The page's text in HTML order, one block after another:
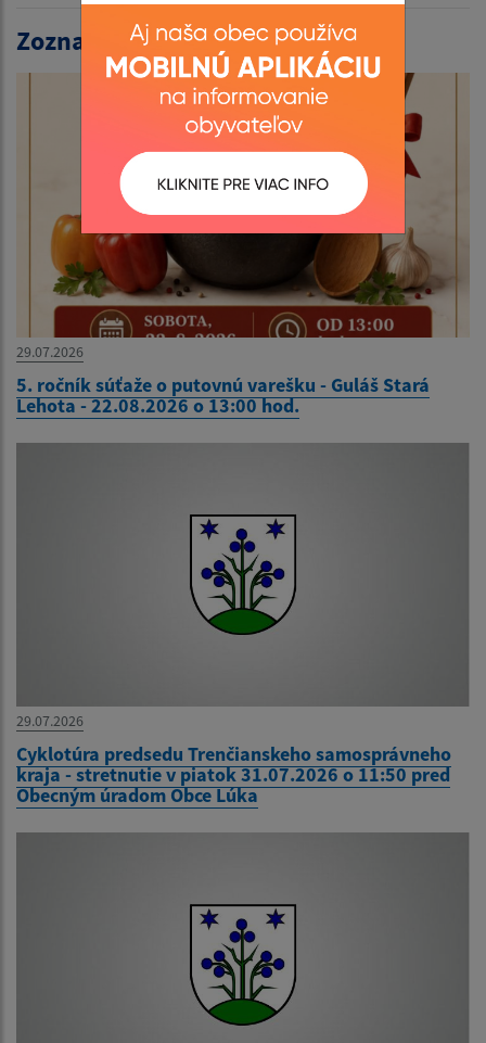
Zoznam aktualít:
29.07.2026
5. ročník súťaže o putovnú varešku - Guláš Stará
Lehota - 22.08.2026 o 13:00 hod.
29.07.2026
Cyklotúra predsedu Trenčianskeho samosprávneho
kraja - stretnutie v piatok 31.07.2026 o 11:50 pred
Obecným úradom Obce Lúka